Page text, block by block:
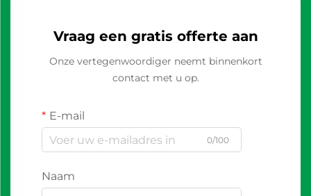
Vraag een gratis offerte aan
Onze vertegenwoordiger neemt binnenkort
contact met u op.
E-mail
0/100
Naam